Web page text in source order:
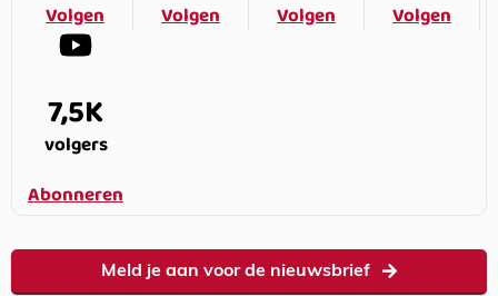
Volgen
Volgen
Volgen
Volgen
7,5K
volgers
Abonneren
Meld je aan voor de nieuwsbrief